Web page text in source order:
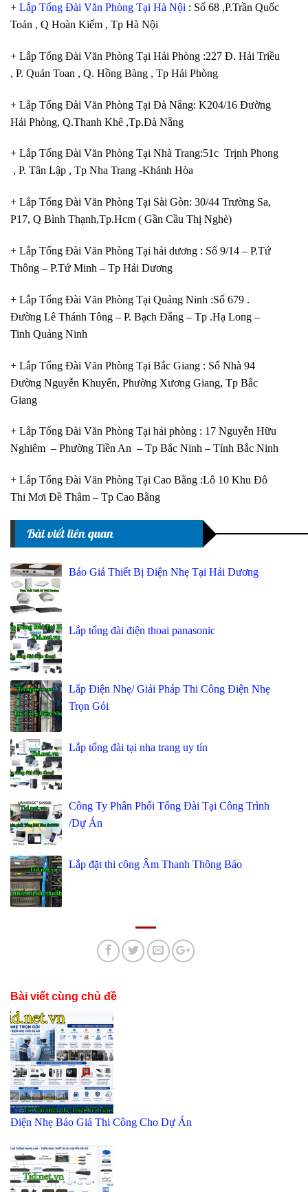
+ Lắp Tổng Đài Văn Phòng Tại Hà Nội : Số 68 ,P.Trần Quốc
Toản , Q Hoàn Kiếm , Tp Hà Nội
+ Lắp Tổng Đài Văn Phòng Tại Hải Phòng :227 Đ. Hải Triều
, P. Quán Toan , Q. Hồng Bàng , Tp Hải Phòng
+ Lắp Tổng Đài Văn Phòng Tại Đà Nẵng: K204/16 Đường
Hải Phòng, Q.Thanh Khê ,Tp.Đà Nẵng
+ Lắp Tổng Đài Văn Phòng Tại Nhà Trang:51c Trịnh Phong
, P. Tân Lập , Tp Nha Trang -Khánh Hòa
+ Lắp Tổng Đài Văn Phòng Tại Sài Gòn: 30/44 Trường Sa,
P17, Q Bình Thạnh,Tp.Hcm ( Gần Cầu Thị Nghè)
+ Lắp Tổng Đài Văn Phòng Tại hải dương : Số 9/14 – P.Tứ
Thông – P.Tứ Minh – Tp Hải Dương
+ Lắp Tổng Đài Văn Phòng Tại Quảng Ninh :Số 679 .
Đường Lê Thánh Tông – P. Bạch Đằng – Tp .Hạ Long –
Tinh Quảng Ninh
+ Lắp Tổng Đài Văn Phòng Tại Bắc Giang : Số Nhà 94
Đường Nguyễn Khuyến, Phường Xương Giang, Tp Bắc
Giang
+ Lắp Tổng Đài Văn Phòng Tại hải phòng : 17 Nguyễn Hữu
Nghiêm – Phường Tiền An – Tp Bắc Ninh – Tỉnh Bắc Ninh
+ Lắp Tổng Đài Văn Phòng Tại Cao Bằng :Lô 10 Khu Đô
Thi Mơi Đề Thâm – Tp Cao Bằng
Bài viết liên quan
Báo Giá Thiết Bị Điện Nhẹ Tại Hải Dương
Lắp tổng đài điện thoai panasonic
Lắp Điện Nhẹ/ Giải Pháp Thi Công Điện Nhẹ
Trọn Gói
Lắp tổng đài tại nha trang uy tín
Công Ty Phân Phối Tổng Đài Tại Công Trình
/Dự Án
Lắp đặt thi công Âm Thanh Thông Báo
Bài viết cùng chủ đề
Điện Nhẹ Báo Giá Thi Công Cho Dự Án